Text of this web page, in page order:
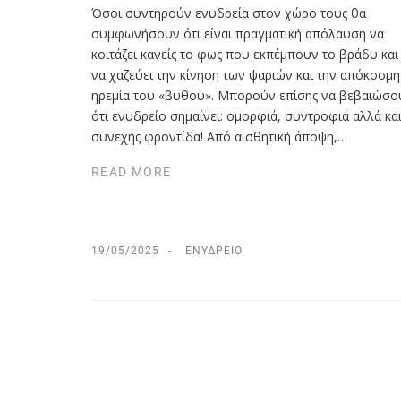
Όσοι συντηρούν ενυδρεία στον χώρο τους θα
συμφωνήσουν ότι είναι πραγματική απόλαυση να
κοιτάζει κανείς το φως που εκπέμπουν το βράδυ και
να χαζεύει την κίνηση των ψαριών και την απόκοσμη
ηρεμία του «βυθού». Μπορούν επίσης να
ότι ενυδρείο σημαίνει: ομορφιά, συντροφιά αλλά και
συνεχής φροντίδα! Από αισθητική άποψη,…
READ MORE
19/05/2025 ΕΝΥΔΡΕΊΟ